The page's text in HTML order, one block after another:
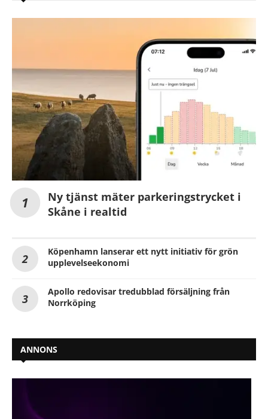
Ny tjänst mäter parkeringstrycket i
Skåne i realtid
Köpenhamn lanserar ett nytt initiativ för grön
upplevelseekonomi
Apollo redovisar tredubblad försäljning från
Norrköping
ANNONS